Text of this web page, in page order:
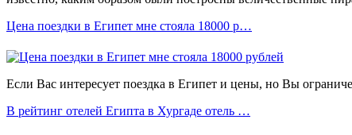
Цена поездки в Египет мне стояла 18000 р…
Если Вас интересует поездка в Египет и цены, но Вы
В рейтинг отелей Египта в Хургаде отель …